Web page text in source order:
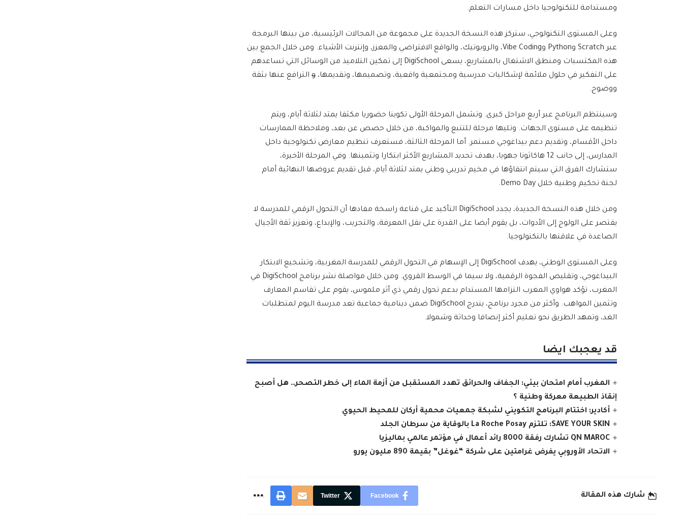
ومستدامة للتكنولوجيا داخل مسارات التعلم.
وعلى المستوى التكنولوجي، ستركز هذه النسخة الجديدة على مجموعة من المجالات الرئيسية، من بينها البرمجة
عبر Scratch وPython وVibe Coding، والروبوتيك، والواقع الافتراضي والمعزز، وإنترنت الأشياء. ومن خلال الجمع بين
هذه المكتسبات ومنطق الاشتغال بالمشاريع، يسعى DigiSchool إلى تمكين التلاميذ من الوسائل التي تساعدهم
على التفكير في حلول ملائمة لإشكاليات مدرسية ومجتمعية واقعية، وتصميمها، وتقديمها، و الترافع عنها بثقة
ووضوح.
وسينتظم البرنامج عبر أربع مراحل كبرى. وتشمل المرحلة الأولى تكوينا حضوريا مكثفا يمتد لثلاثة أيام، ويتم
تنظيمه على مستوى الجهات. وتليها مرحلة للتتبع والمواكبة، من خلال حصص عن بعد، وملاحظة الممارسات
داخل الأقسام، وتقديم دعم بيداغوجي مستمر. أما المرحلة الثالثة، فستعرف تنظيم معارض تكنولوجية داخل
المدارس، إلى جانب 12 هاكاثونا جهويا، بهدف تحديد المشاريع الأكثر ابتكارا وتثمينها. وفي المرحلة الأخيرة،
ستشارك الفرق التي سيتم انتقاؤها في مخيم تدريبي وطني يمتد لثلاثة أيام، قبل تقديم عروضها النهائية أمام
لجنة تحكيم وطنية خلال Demo Day.
ومن خلال هذه النسخة الجديدة، يجدد DigiSchool التأكيد على قناعة راسخة مفادها أن التحول الرقمي للمدرسة لا
يقتصر على الولوج إلى الأدوات، بل يقوم أيضا على القدرة على نقل المعرفة، والتجريب، والإبداع، وتعزيز ثقة الأجيال
الصاعدة في علاقتها بالتكنولوجيا.
وعلى المستوى الوطني، يهدف DigiSchool إلى الإسهام في التحول الرقمي للمدرسة المغربية، وتشجيع الابتكار
البيداغوجي، وتقليص الفجوة الرقمية، ولا سيما في الوسط القروي. ومن خلال مواصلة نشر برنامج DigiSchool في
المغرب، تؤكد هواوي المغرب التزامها المستدام بدعم تحول رقمي ذي أثر ملموس، يقوم على تقاسم المعارف
وتثمين المواهب. وأكثر من مجرد برنامج، يندرج DigiSchool ضمن دينامية جماعية تعد مدرسة اليوم لمتطلبات
الغد، وتمهد الطريق نحو تعليم أكثر إنصافا وحداثة وشمولا.
قد يعجبك ايضا
المغرب أمام امتحان بيئي: الجفاف والحرائق تهدد المستقبل من أزمة الماء إلى خطر التصحر… هل أصبح
إنقاذ الطبيعة معركة وطنية ؟
أكادير: اختتام البرنامج التكويني لشبكة جمعيات محمية أركان للمحيط الحيوي
SAVE YOUR SKIN: تلتزم ‎La Roche Posay‎ بالوقاية من سرطان الجلد
QN MAROC تشارك رفقة 8000 رائد أعمال في مؤتمر عالمي بماليزيا
الاتحاد الأوروبي يفرض غرامتين على شركة “غوغل” بقيمة 890 مليون يورو
شارك هذه المقالة Facebook
Twitter